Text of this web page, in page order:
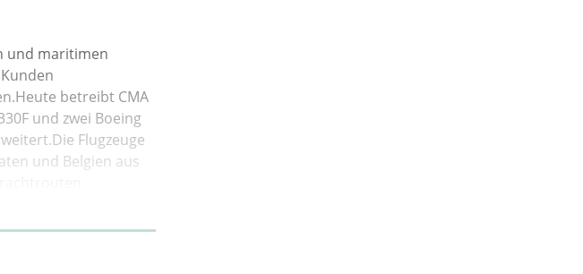
und maritimen
betreibt CMA
und zwei Boeing
Flugzeuge
und Belgien aus